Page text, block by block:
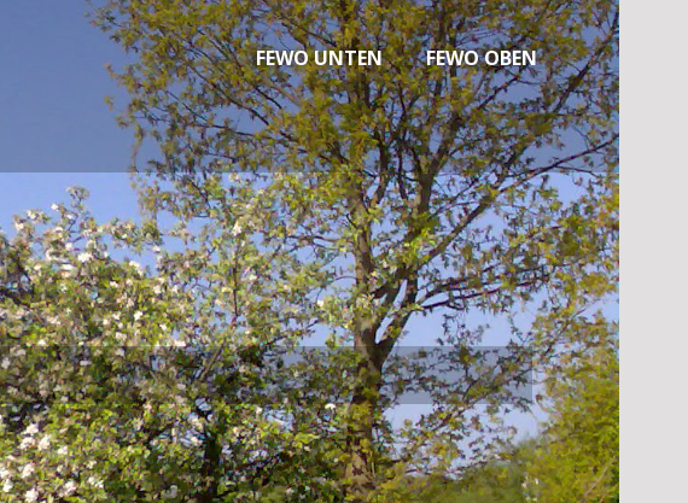
FEWO UNTEN FEWO OBEN